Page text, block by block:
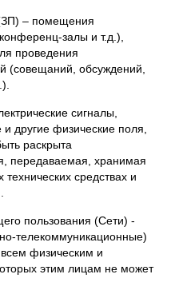
– помещения
залы и т.д.),
проведения
(совещаний, обсуждений,
сигналы,
и другие физические поля,
раскрыта
передаваемая, хранимая
средствах и
пользования (Сети) -
телекоммуникационные)
физическим и
этим лицам не может